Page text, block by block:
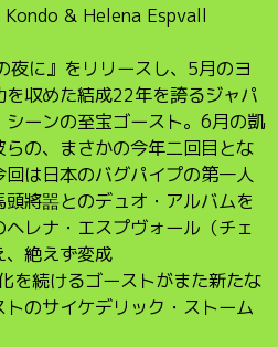
& Helena Espvall
に』をリリースし、5月のヨ
収めた結成22年を誇るジャパ
ーンの至宝ゴースト。6月の凱
の、まさかの今年二回目とな
は日本のバグパイプの第一人
將噐とのデュオ・アルバムを
レナ・エスプヴォール（チェ
、絶えず変成
を続けるゴーストがまた新たな
のサイケデリック・ストーム